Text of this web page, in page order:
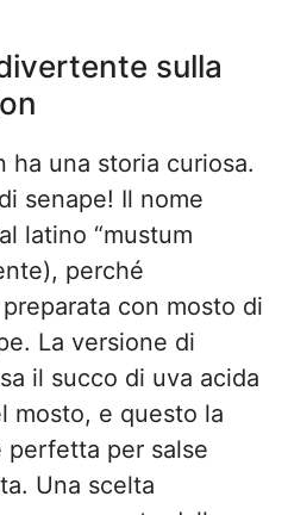
sulla
ha una storia curiosa.
senape! Il nome
latino “mustum
perché
con mosto di
La versione di
il succo di uva acida
mosto, e questo la
perfetta per salse
Una scelta